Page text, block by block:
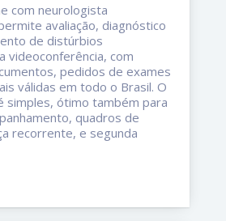
com neurologista
avaliação, diagnóstico
de distúrbios
videoconferência, com
pedidos de exames
válidas em todo o Brasil. O
simples, ótimo também para
quadros de
recorrente, e segunda